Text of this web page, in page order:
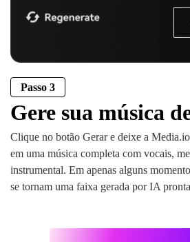
Passo 3
Gere sua música
Clique no botão Gerar e deixe a
em uma música completa com vocais,
instrumental. Em apenas alguns
se tornam uma faixa gerada por IA